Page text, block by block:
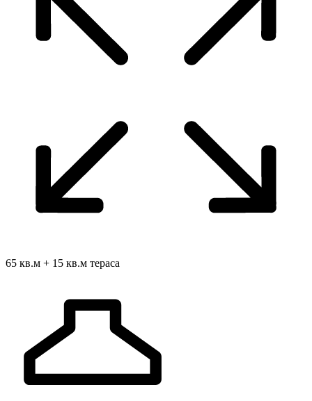
65 кв.м + 15 кв.м тераса